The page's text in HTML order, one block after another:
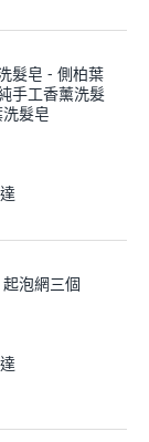
髮皂 - 側柏葉
手工香薰洗髮
髮皂
泡網三個